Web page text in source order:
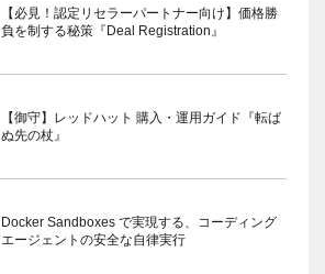
【必見！認定リセラーパートナー向け】価格勝
負を制する秘策『Deal Registration』
【御守】レッドハット 購入・運用ガイド『転ば
ぬ先の杖』
Docker Sandboxes で実現する、コーディング
エージェントの安全な自律実行